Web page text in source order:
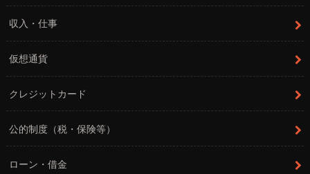
収入・仕事
仮想通貨
クレジットカード
公的制度（税・保険等）
ローン・借金